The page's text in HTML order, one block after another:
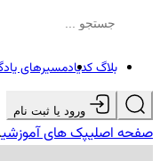
بلاگ کدیادمسیرهای
ورود یا ثبت نام
صفحه اصلیپک های آموزشی